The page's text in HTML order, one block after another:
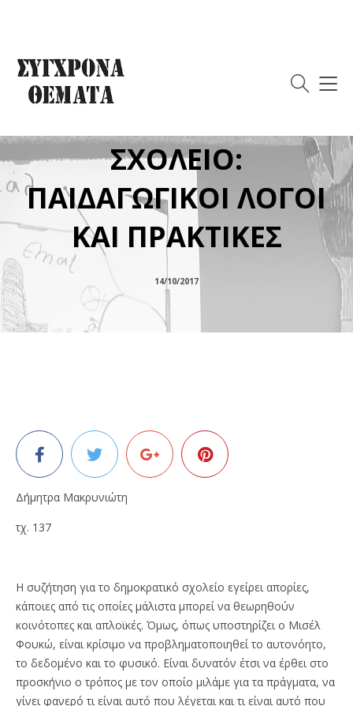
ΣΤΡΑΜΜΕΝΟ ΣΤΟ
ΣΧΟΛΕΙΟ:
ΠΑΙΔΑΓΩΓΙΚΟΙ ΛΟΓΟΙ
ΚΑΙ ΠΡΑΚΤΙΚΕΣ
14/10/2017
Δήμητρα Μακρυνιώτη
τχ. 137
Η συζήτηση για το δημοκρατικό σχολείο εγείρει απορίες,
κάποιες από τις οποίες μάλιστα μπορεί να θεωρηθούν
κοινότοπες και απλοϊκές. Όμως, όπως υποστηρίζει ο Μισέλ
Φουκώ, είναι κρίσιμο να προβληματοποιηθεί το αυτονόητο,
το δεδομένο και το φυσικό. Είναι δυνατόν έτσι να έρθει στο
προσκήνιο ο τρόπος με τον οποίο μιλάμε για τα πράγματα, να
γίνει φανερό τι είναι αυτό που λέγεται και τι είναι αυτό που